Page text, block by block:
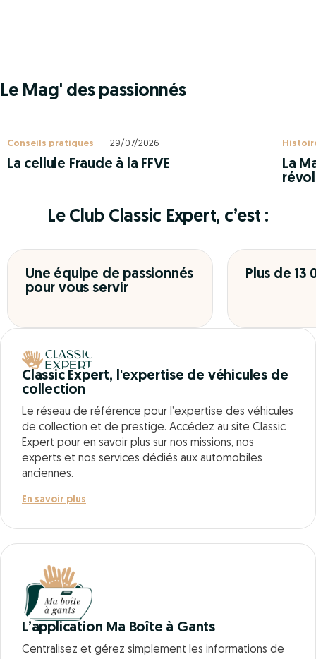
Le Mag' des passionnés
Conseils pratiques 29/07/2026
La cellule Fraude à la FFVE
La
Le Club Classic Expert, c’est :
Une équipe de passionnés
pour vous servir
Plus de 13
Classic Expert, l'expertise de véhicules de
collection
Le réseau de référence pour l’expertise des véhicules
de collection et de prestige. Accédez au site Classic
Expert pour en savoir plus sur nos missions, nos
experts et nos services dédiés aux automobiles
anciennes.
En savoir plus
L’application Ma Boîte à Gants
Centralisez et gérez simplement les informations de